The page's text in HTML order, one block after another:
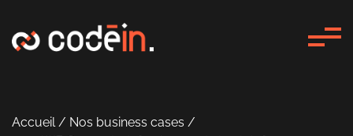
Accueil/ Nos business cases /